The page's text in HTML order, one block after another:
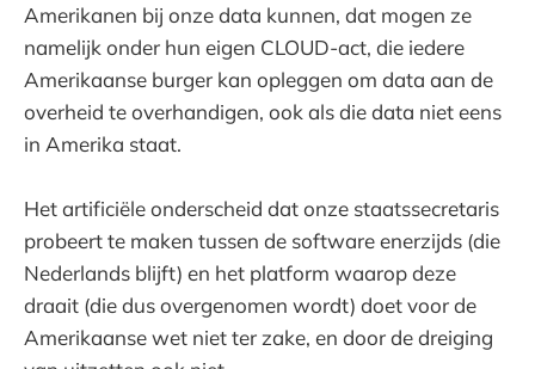
Amerikanen bij onze data kunnen, dat mogen ze
namelijk onder hun eigen CLOUD-act, die iedere
Amerikaanse burger kan opleggen om data aan de
overheid te overhandigen, ook als die data niet eens
in Amerika staat.
Het artificiële onderscheid dat onze staatssecretaris
probeert te maken tussen de software enerzijds (die
Nederlands blijft) en het platform waarop deze
draait (die dus overgenomen wordt) doet voor de
Amerikaanse wet niet ter zake, en door de dreiging